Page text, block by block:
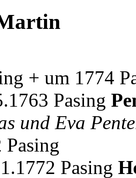
+ um 1774
Pasing
und Eva
Pasing